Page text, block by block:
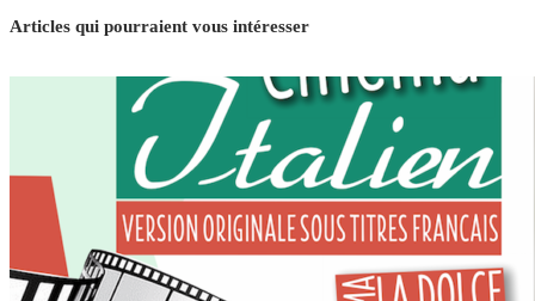
Articles qui pourraient vous intéresser